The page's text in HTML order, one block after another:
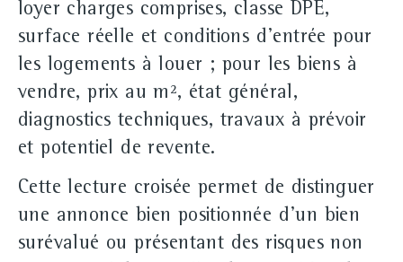
loyer charges comprises, classe DPE,
surface réelle et conditions d'entrée pour
les logements à louer ; pour les biens à
vendre, prix au m², état général,
diagnostics techniques, travaux à prévoir
et potentiel de revente.
Cette lecture croisée permet de distinguer
une annonce bien positionnée d'un bien
surévalué ou présentant des risques non